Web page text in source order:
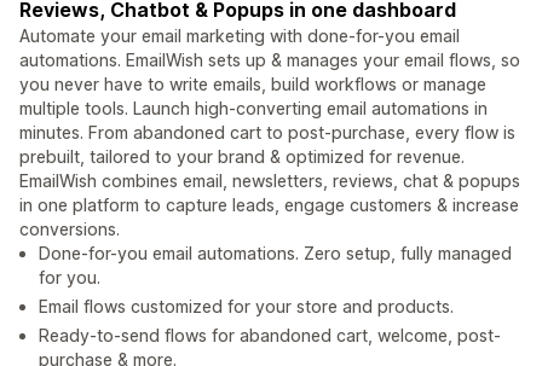
Reviews, Chatbot & Popups in one dashboard
Automate your email marketing with done-for-you email
automations. EmailWish sets up & manages your email flows, so
you never have to write emails, build workflows or manage
multiple tools. Launch high-converting email automations in
minutes. From abandoned cart to post-purchase, every flow is
prebuilt, tailored to your brand & optimized for revenue.
EmailWish combines email, newsletters, reviews, chat & popups
in one platform to capture leads, engage customers & increase
conversions.
Done-for-you email automations. Zero setup, fully managed
for you.
Email flows customized for your store and products.
Ready-to-send flows for abandoned cart, welcome, post-
purchase & more.